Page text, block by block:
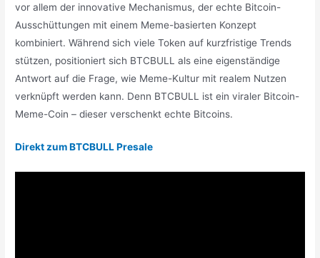
vor allem der innovative Mechanismus, der echte Bitcoin-
Ausschüttungen mit einem Meme-basierten Konzept
kombiniert. Während sich viele Token auf kurzfristige Trends
stützen, positioniert sich BTCBULL als eine eigenständige
Antwort auf die Frage, wie Meme-Kultur mit realem Nutzen
verknüpft werden kann. Denn BTCBULL ist ein viraler Bitcoin-
Meme-Coin – dieser verschenkt echte Bitcoins.
Direkt zum BTCBULL Presale